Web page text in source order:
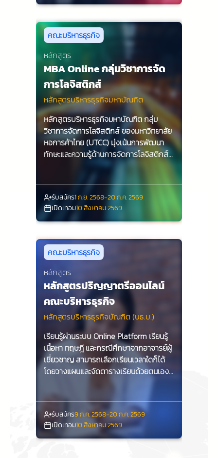
คณะบริหารธุรกิจ
หลักสูตร
MBA Online กลุ่มวิชาการจัด
การโลจิสติกส์
หลักสูตรบริหารธุรกิจมหาบัณฑิต
หลักสูตรบริหารธุรกิจมหาบัณฑิต กลุ่ม
วิชาการจัดการโลจิสติกส์ ของมหาวิทยาลัย
หอการค้าไทย (UTCC) มุ่งเน้นการพัฒนา
ทักษะและความรู้ด้านการจัดการโลจิสติกส์ที่
ทันสมัย เพื่อเตรียมความพร้อมให้กับ
นักศึกษาในการเป็นผู้นำทางธุรกิจในยุค
การปฏิบัติจริง นักศึกษาจะได้รับ
ประสบการณ์ที่มีคุณค่าและสามารถนำไป
ประยุกต์ใช้ในโลกธุรกิจได้อย่างมี
ประสิทธิภาพ
รับสมัคร1 ก.ย. 2568-20 ก.ค. 2569
เปิดเทอม10 สิงหาคม 2569
คณะบริหารธุรกิจ
หลักสูตร
หลักสูตรปริญญาตรีออนไลน์
คณะบริหารธุรกิจ
หลักสูตรบริหารธุรกิจบัณฑิต (บธ.บ.)
เรียนรู้ผ่านระบบ Online Platform เรียนรู้
เนื้อหา ทฤษฎี และกรณีศึกษาจากอาจารย์ผู้
เชี่ยวชาญ สามารถเลือกเรียนเวลาใดก็ได้
โดยวางแผนและจัดตารางเรียนด้วยตนเอง
ระบบออนไลน์ มีอาจารย์คอยให้คำปรึกษา
เกี่ยวกับเนื้อหาบทเรียนและมีเจ้าหน้าที่คอย
ช่วยเหลือในด้านต่างๆ
รับสมัคร9 ก.ค. 2568-20 ก.ค. 2569
เปิดเทอม10 สิงหาคม 2569